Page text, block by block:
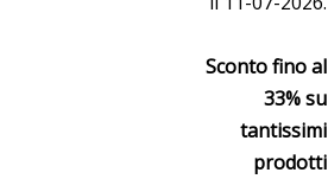
Sconto fino al
33% su
tantissimi
prodotti